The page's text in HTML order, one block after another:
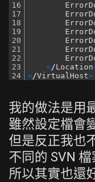
16
17
18
19
20
21
22
23
24
</Location
</VirtualHost>
我的做法是用
雖然設定檔會
但是反正我也
不同的 SVN 檔
所以其實也還